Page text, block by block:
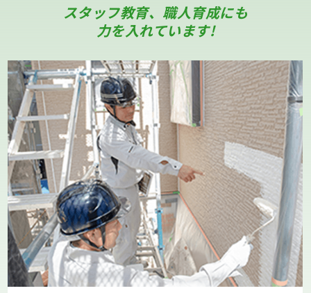
スタッフ教育、職人育成にも
力を入れています!